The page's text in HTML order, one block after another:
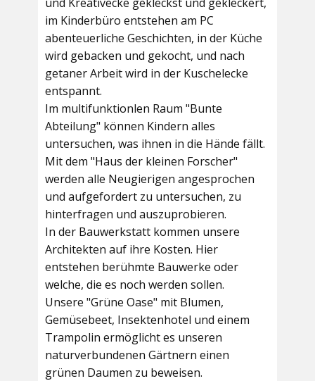
im Kinderbüro entstehen am PC
abenteuerliche Geschichten, in der Küche
wird gebacken und gekocht, und nach
getaner Arbeit wird in der Kuschelecke
entspannt.
Im multifunktionlen Raum "Bunte
Abteilung" können Kindern alles
untersuchen, was ihnen in die Hände fällt.
Mit dem "Haus der kleinen Forscher"
werden alle Neugierigen angesprochen
und aufgefordert zu untersuchen, zu
hinterfragen und auszuprobieren.
In der Bauwerkstatt kommen unsere
Architekten auf ihre Kosten. Hier
entstehen berühmte Bauwerke oder
welche, die es noch werden sollen.
Unsere "Grüne Oase" mit Blumen,
Gemüsebeet, Insektenhotel und einem
Trampolin ermöglicht es unseren
naturverbundenen Gärtnern einen
grünen Daumen zu beweisen.